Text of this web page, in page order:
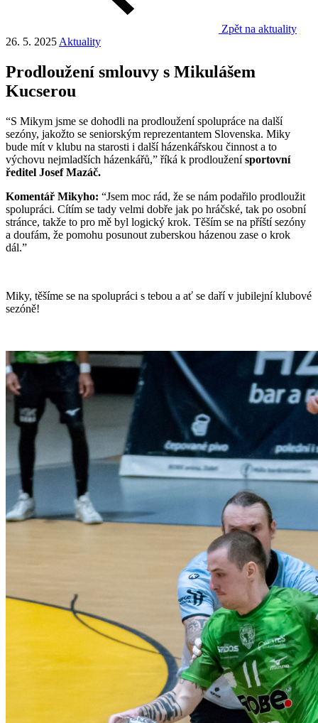
Zpět na aktuality
26. 5. 2025 Aktuality
Prodloužení smlouvy s Mikulášem
Kucserou
“S Mikym jsme se dohodli na prodloužení spolupráce na další
sezóny, jakožto se seniorským reprezentantem Slovenska. Miky
bude mít v klubu na starosti i další házenkářskou činnost a to
výchovu nejmladších házenkářů,” říká k prodlouženísportovní
ředitel Josef Mazáč.
Komentář Mikyho: “Jsem moc rád, že se nám podařilo prodloužit
spolupráci. Cítím se tady velmi dobře jak po hráčské, tak po osobní
stránce, takže to pro mě byl logický krok. Těším se na příští sezóny
a doufám, že pomohu posunout zuberskou házenou zase o krok
dál.”
Miky, těšíme se na spolupráci s tebou a ať se daří v jubilejní klubové
sezóně!